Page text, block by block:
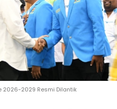
2026-2029 Resmi Dilantik